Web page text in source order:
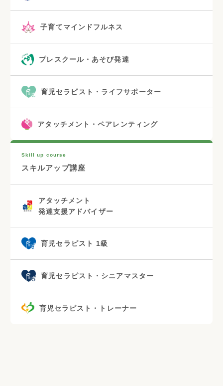
子育てマインドフルネス
プレスクール・あそび発達
育児セラピスト・ライフサポーター
アタッチメント・ペアレンティング
Skill up course
スキルアップ講座
アタッチメント
発達支援アドバイザー
育児セラピスト 1級
育児セラピスト・シニアマスター
育児セラピスト・トレーナー